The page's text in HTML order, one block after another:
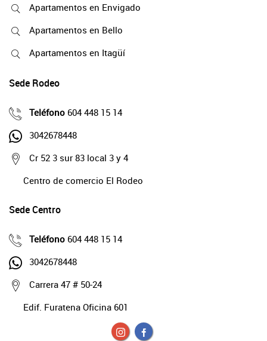
Apartamentos en Envigado
Apartamentos en Bello
Apartamentos en Itagüí
Sede Rodeo
Teléfono 604 448 15 14
3042678448
Cr 52 3 sur 83 local 3 y 4
Centro de comercio El Rodeo
Sede Centro
Teléfono 604 448 15 14
3042678448
Carrera 47 # 50-24
Edif. Furatena Oficina 601